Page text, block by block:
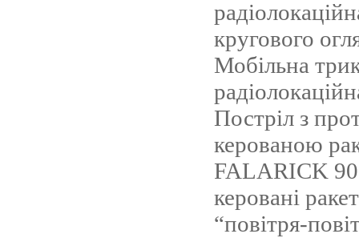
кругового
Мобільна
Постріл з
керованою
FALARICK
керовані
“повітря-